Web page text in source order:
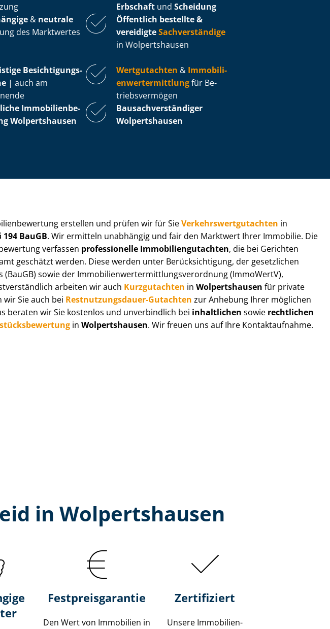
Erbschaft und Scheidung
& neutrale
des Marktwertes
Öffentlich bestellte &
vereidigteSachverständige
in Wolpertshausen
Be­sich­ti­gungs­
| auch am
Wertgutachten & Im­mo­bi­li­
en­wert­ermitt­lungfür Be­
triebs­ver­mö­gen
Im­mo­bi­li­en­be­
Wolpertshausen
Bau­sach­ver­stän­di­ger
Wolpertshausen
erstellen und prüfen wir für SieVer­kehrs­wert­gut­ach­ten in
194 BauGB. Wir ermitteln unabhängig und fair den Marktwert Ihrer Immobilie. Die
verfassen professionelle Im­mo­bi­li­en­gut­ach­ten, die bei Gerichten
geschätzt werden. Diese werden unter Be­rück­sich­ti­gung, der gesetzlichen
(BauGB) sowie der Im­mo­bi­li­en­wert­ermitt­lungs­ver­ord­nung (ImmoWertV),
arbeiten wir auch Kurzgutachten in Wolpertshausen für private
Sie auch bei Rest­nut­zungs­dau­er-Gutachten zur Anhebung Ihrer möglichen
beraten wir Sie kostenlos und unverbindlich bei inhaltlichen sowie rechtlichen
inWolpertshausen. Wir freuen uns auf Ihre Kontaktaufnahme.
in Wolpertshausen
Festpreis​garantie
Den Wert von Immobilien in
Zertifiziert
Unsere Immobilien­